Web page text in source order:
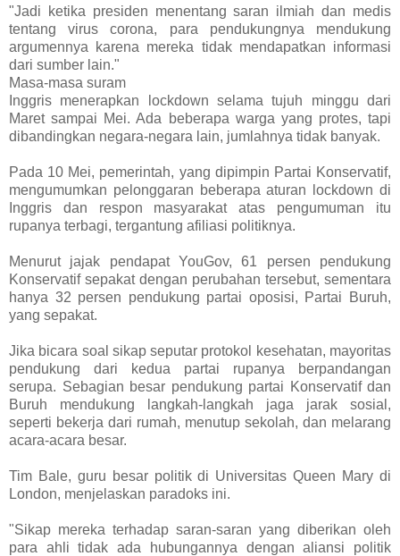
"Jadi ketika presiden menentang saran ilmiah dan medis
tentang virus corona, para pendukungnya mendukung
argumennya karena mereka tidak mendapatkan informasi
dari sumber lain."
Masa-masa suram
Inggris menerapkan lockdown selama tujuh minggu dari
Maret sampai Mei. Ada beberapa warga yang protes, tapi
dibandingkan negara-negara lain, jumlahnya tidak banyak.
Pada 10 Mei, pemerintah, yang dipimpin Partai Konservatif,
mengumumkan pelonggaran beberapa aturan lockdown di
Inggris dan respon masyarakat atas pengumuman itu
rupanya terbagi, tergantung afiliasi politiknya.
Menurut jajak pendapat YouGov, 61 persen pendukung
Konservatif sepakat dengan perubahan tersebut, sementara
hanya 32 persen pendukung partai oposisi, Partai Buruh,
yang sepakat.
Jika bicara soal sikap seputar protokol kesehatan, mayoritas
pendukung dari kedua partai rupanya berpandangan
serupa. Sebagian besar pendukung partai Konservatif dan
Buruh mendukung langkah-langkah jaga jarak sosial,
seperti bekerja dari rumah, menutup sekolah, dan melarang
acara-acara besar.
Tim Bale, guru besar politik di Universitas Queen Mary di
London, menjelaskan paradoks ini.
"Sikap mereka terhadap saran-saran yang diberikan oleh
para ahli tidak ada hubungannya dengan aliansi politik